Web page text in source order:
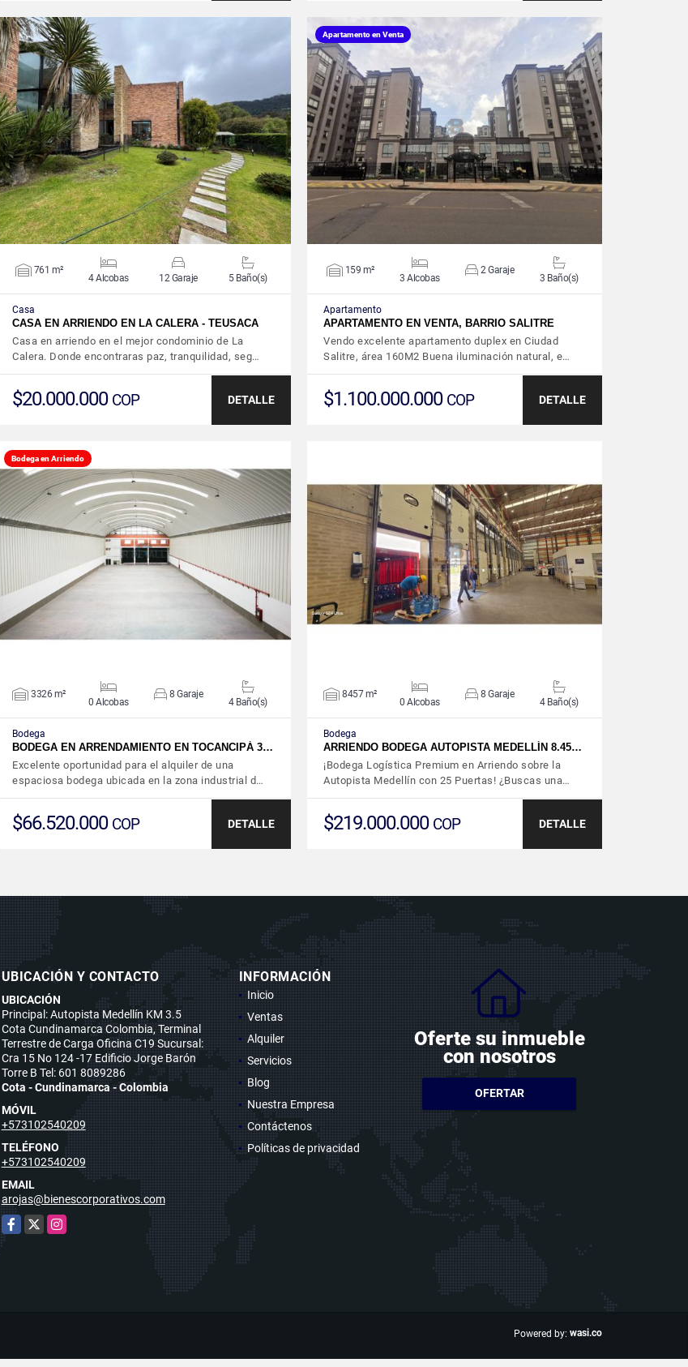
VER DETALLES
761 m²
4 Alcobas 12 Garaje 5 Baño(s)
Casa
CASA EN ARRIENDO EN LA CALERA - TEUSACA
Casa en arriendo en el mejor condominio de La
Calera. Donde encontraras paz, tranquilidad, seg…
$20.000.000 COP DETALLE
Apartamento en Venta
VER DETALLES
159 m²
3 Alcobas
2 Garaje
3 Baño(s)
Apartamento
APARTAMENTO EN VENTA, BARRIO SALITRE
Vendo excelente apartamento duplex en Ciudad
Salitre, área 160M2 Buena iluminación natural, e…
$1.100.000.000 COP DETALLE
Bodega en Arriendo
VER DETALLES
3326 m²
0 Alcobas
8 Garaje
4 Baño(s)
Bodega
BODEGA EN ARRENDAMIENTO EN TOCANCIPÁ 3…
Excelente oportunidad para el alquiler de una
espaciosa bodega ubicada en la zona industrial d…
$66.520.000 COP DETALLE
VER DETALLES
8457 m²
0 Alcobas
8 Garaje
4 Baño(s)
Bodega
ARRIENDO BODEGA AUTOPISTA MEDELLÍN 8.45…
¡Bodega Logística Premium en Arriendo sobre la
Autopista Medellín con 25 Puertas! ¿Buscas una…
$219.000.000 COP DETALLE
UBICACIÓN Y CONTACTO
UBICACIÓN
Principal: Autopista Medellín KM 3.5
Cota Cundinamarca Colombia, Terminal
Terrestre de Carga Oficina C19 Sucursal:
Cra 15 No 124 -17 Edificio Jorge Barón
Torre B Tel: 601 8089286
Cota - Cundinamarca - Colombia
MÓVIL
+573102540209
TELÉFONO
+573102540209
EMAIL
arojas@bienescorporativos.com
Facebook
X Instagram
INFORMACIÓN
Inicio
Ventas
Alquiler
Servicios
Blog
Nuestra Empresa
Contáctenos
Políticas de privacidad
Oferte su inmueble
con nosotros
OFERTAR
Powered by: wasi.co